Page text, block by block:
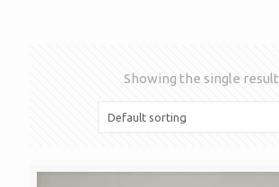
Showing the single result